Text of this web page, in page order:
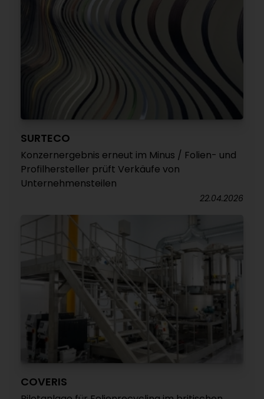
SURTECO
Konzernergebnis erneut im Minus / Folien- und
Profilhersteller prüft Verkäufe von
Unternehmensteilen
22.04.2026
COVERIS